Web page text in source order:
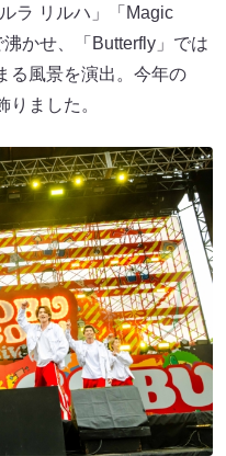
ラ リルハ」「Magic
かせ、「Butterfly」では
る風景を演出。今年の
りました。